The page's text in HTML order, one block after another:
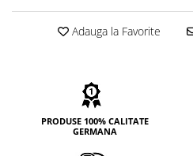
Adauga la Favorite
PRODUSE 100% CALITATE
GERMANA